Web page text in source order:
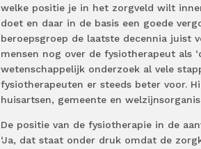
welke positie je in het zorgveld wilt
doet en daar in de basis een goede
beroepsgroep de laatste decennia juist
mensen nog over de fysiotherapeut als
wetenschappelijk onderzoek al vele
fysiotherapeuten er steeds beter voor.
huisartsen, gemeente en
De positie van de fysiotherapie in de
‘Ja, dat staat onder druk omdat de